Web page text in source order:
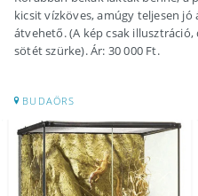
kicsit vízköves, amúgy teljesen
átvehető. (A kép csak
sötét szürke). Ár: 30 000 Ft.
BUDAÖRS